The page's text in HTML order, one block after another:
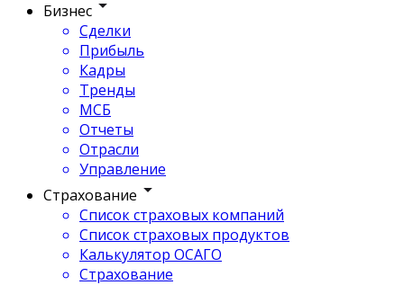
Бизнес
Сделки
Прибыль
Кадры
Тренды
МСБ
Отчеты
Отрасли
Управление
Страхование
Список страховых компаний
Список страховых продуктов
Калькулятор ОСАГО
Страхование